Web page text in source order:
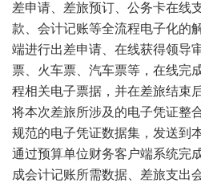
差申请、差旅预订、公务卡在线
款、会计记账等全流程电子化的
端进行出差申请、在线获得领导
票、火车票、汽车票等，在线完
程相关电子票据，并在差旅结束
将本次差旅所涉及的电子凭证整
规范的电子凭证数据集，发送到
通过预算单位财务客户端系统完
成会计记账所需数据、差旅支出